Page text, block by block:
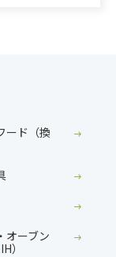
ード（換
オーブン
）